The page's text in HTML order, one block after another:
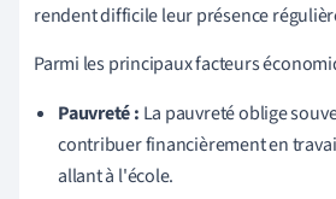
rendent difficile leur présence
Parmi les principaux facteurs
Pauvreté : La pauvreté oblige
contribuer financièrement en
allant à l'école.